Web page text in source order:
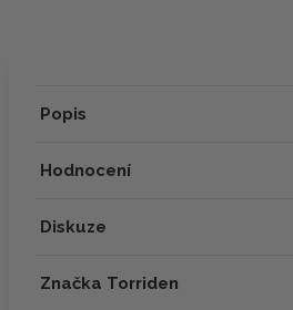
Popis
Hodnocení
Diskuze
Značka Torriden